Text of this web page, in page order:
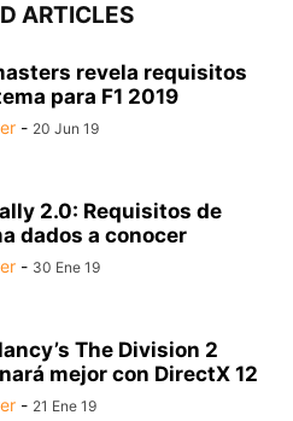
ARTICLES
revela requisitos
para F1 2019
- 20 Jun 19
2.0: Requisitos de
dados a conocer
- 30 Ene 19
The Division 2
mejor con DirectX 12
- 21 Ene 19